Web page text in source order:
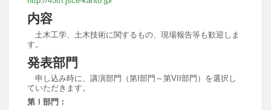
内容
土木工学、土木技術に関するもの、現場報告等も歓迎しま
す。
発表部門
申し込み時に、講演部門（第I部門～第VII部門）を選択し
ていただきます。
第Ⅰ部門：